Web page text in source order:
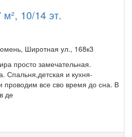
10/14 эт.
Широтная ул., 168к3
просто замечательная.
Спальня,детская и кухня-
проводим все сво время до сна. В
де